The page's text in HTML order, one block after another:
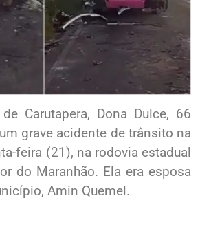
Carutapera, Dona Dulce, 66
grave acidente de trânsito na
feira (21), na rodovia estadual
do Maranhão. Ela era esposa
Amin Quemel.